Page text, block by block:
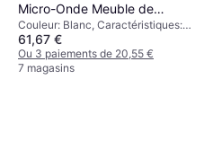
Micro-Onde Meuble de
Rangement Cuisine Table à
roulettes
Couleur: Blanc, Caractéristiques:
Roulettes,Solutions de Stockage:
Étagères
61,67 €
Ou 3 paiements de 20,55 €
7 magasins